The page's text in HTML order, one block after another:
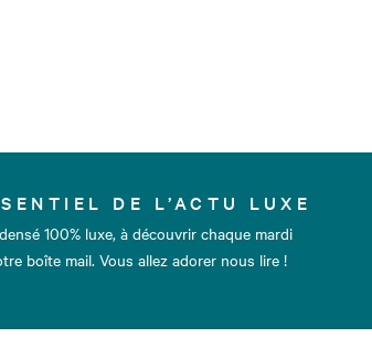
DE L’ACTU LUXE
100% luxe, à découvrir chaque mardi
boîte mail. Vous allez adorer nous lire !